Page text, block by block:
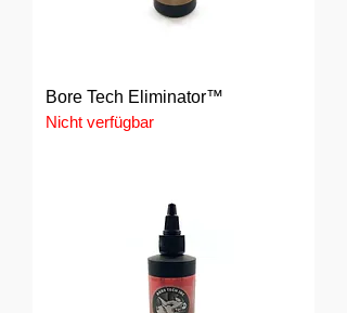
Bore Tech Eliminator™
Nicht verfügbar